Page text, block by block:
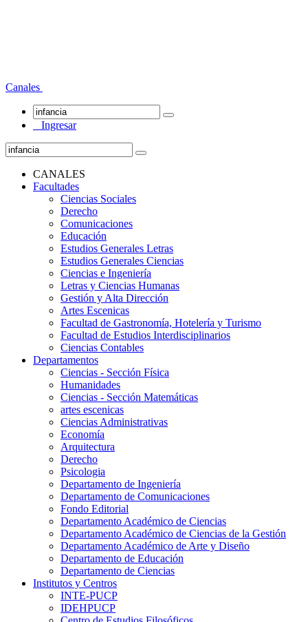
Canales
Ingresar
CANALES
Facultades
Ciencias Sociales
Derecho
Comunicaciones
Educación
Estudios Generales Letras
Estudios Generales Ciencias
Ciencias e Ingeniería
Letras y Ciencias Humanas
Gestión y Alta Dirección
Artes Escenicas
Facultad de Gastronomía, Hotelería y Turismo
Facultad de Estudios Interdisciplinarios
Ciencias Contables
Departamentos
Ciencias - Sección Física
Humanidades
Ciencias - Sección Matemáticas
artes escenicas
Ciencias Administrativas
Economía
Arquitectura
Derecho
Psicologia
Departamento de Ingeniería
Departamento de Comunicaciones
Fondo Editorial
Departamento Académico de Ciencias
Departamento Académico de Ciencias de la Gestión
Departamento Académico de Arte y Diseño
Departamento de Educación
Departamento de Ciencias
Institutos y Centros
INTE-PUCP
IDEHPUCP